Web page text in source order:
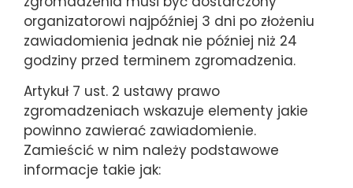
organizatorowi najpóźniej 3 dni po złożeniu
zawiadomienia jednak nie później niż 24
godziny przed terminem zgromadzenia.
Artykuł 7 ust. 2 ustawy prawo
zgromadzeniach wskazuje elementy jakie
powinno zawierać zawiadomienie.
Zamieścić w nim należy podstawowe
informacje takie jak: